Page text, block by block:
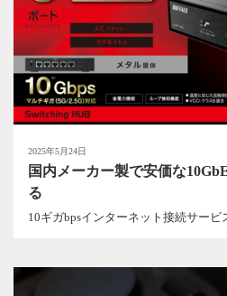
2025年5月24日
国内メーカー製で安価な
る
10ギガbpsインターネット接続サービ